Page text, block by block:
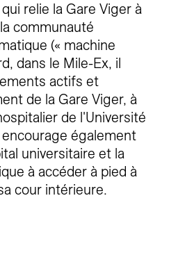
relie la Gare Viger à
communauté
(« machine
dans le Mile-Ex, il
actifs et
de la Gare Viger, à
de l'Université
également
universitaire et la
à accéder à pied à
cour intérieure.